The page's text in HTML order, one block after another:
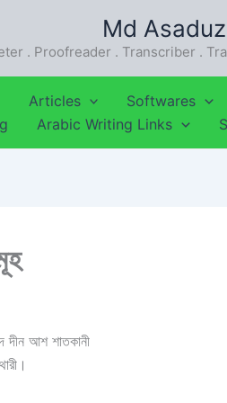
Md
. Proofreader . Transcriber .
Articles Softwares
Arabic Writing Links
দীন আশ শাতকানী